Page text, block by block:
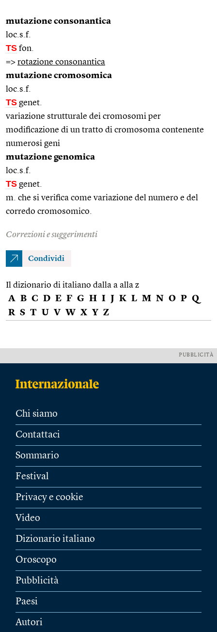
mutazione consonantica
loc.s.f.
TS fon.
=> rotazione consonantica
mutazione cromosomica
loc.s.f.
TS genet.
variazione strutturale dei cromosomi per
modificazione di un tratto di cromosoma contenente
numerosi geni
mutazione genomica
loc.s.f.
TS genet.
m. che si verifica come variazione del numero e del
corredo cromosomico.
Correzioni e suggerimenti
Condividi
Il dizionario di italiano dalla a alla z
A B C D E F G H I J K L M N O P Q
R S T U V W X Y Z
PUBBLICITÀ
Chi siamo
Contattaci
Sommario
Festival
Privacy e cookie
Video
Dizionario italiano
Oroscopo
Pubblicità
Paesi
Autori